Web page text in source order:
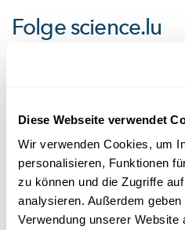
Diese Webseite verwendet
Wir verwenden Cookies, um
personalisieren, Funktionen
zu können und die Zugriffe
analysieren. Außerdem
Verwendung unserer Website
Folgescience.lu
Netzwerken abgelehnt
sehen, ändern Sie bitte